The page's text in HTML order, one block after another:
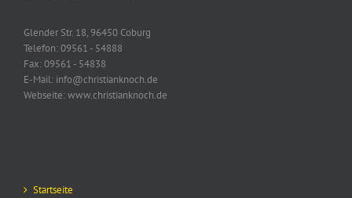
Glender Str. 18, 96450 Coburg
Telefon:09561 - 54888
Fax:09561 - 54838
E-Mail: info@christianknoch.de
Webseite:www.christianknoch.de
Startseite